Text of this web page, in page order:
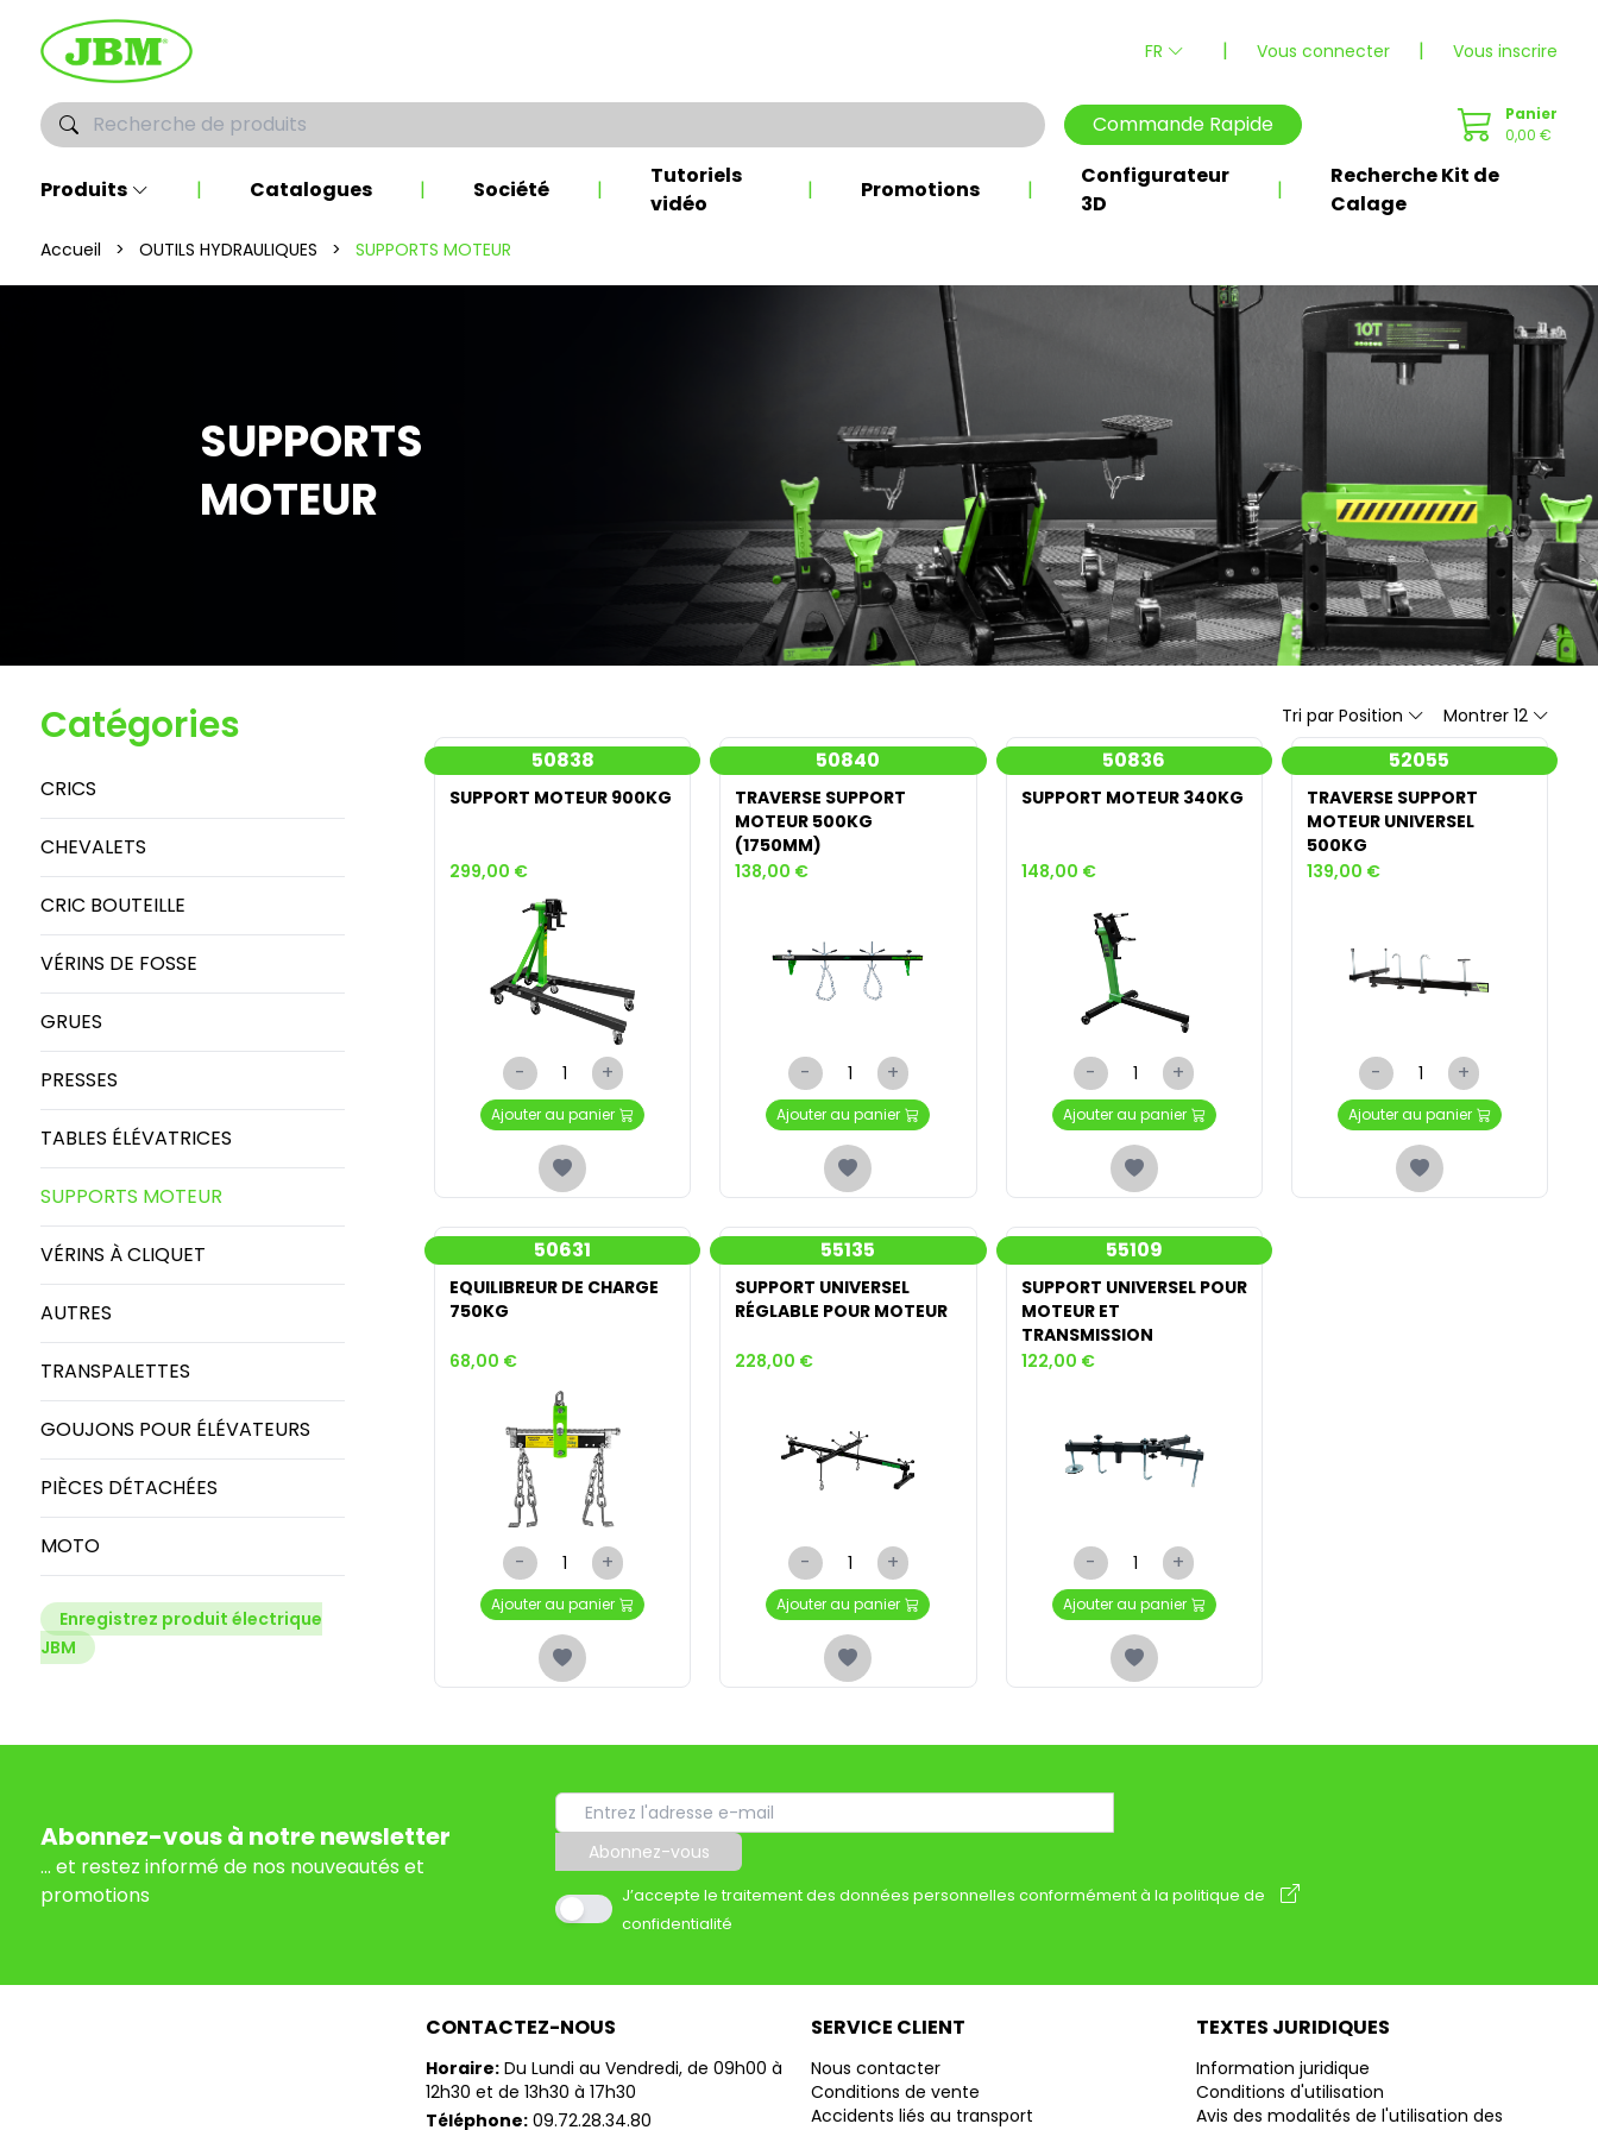
FR | Vous connecter | Vous inscrire
Commande Rapide
Panier
0,00 €
Produits | Catalogues | Société |
Tutoriels
vidéo
| Promotions |
Configurateur
3D
|
Recherche Kit de
Calage
Accueil > OUTILS HYDRAULIQUES > SUPPORTS MOTEUR
SUPPORTS
MOTEUR
Catégories
CRICS
CHEVALETS
CRIC BOUTEILLE
VÉRINS DE FOSSE
GRUES
PRESSES
TABLES ÉLÉVATRICES
SUPPORTS MOTEUR
VÉRINS À CLIQUET
AUTRES
TRANSPALETTES
GOUJONS POUR ÉLÉVATEURS
PIÈCES DÉTACHÉES
MOTO
Enregistrez produit électrique
JBM
Tri par Position Montrer 12
50838
SUPPORT MOTEUR 900KG
299,00 €
- +
Ajouter au panier
50840
TRAVERSE SUPPORT
MOTEUR 500KG
(1750MM)
138,00 €
- +
Ajouter au panier
50836
SUPPORT MOTEUR 340KG
148,00 €
- +
Ajouter au panier
52055
TRAVERSE SUPPORT
MOTEUR UNIVERSEL
500KG
139,00 €
- +
Ajouter au panier
50631
EQUILIBREUR DE CHARGE
750KG
68,00 €
- +
Ajouter au panier
55135
SUPPORT UNIVERSEL
RÉGLABLE POUR MOTEUR
228,00 €
- +
Ajouter au panier
55109
SUPPORT UNIVERSEL POUR
MOTEUR ET
TRANSMISSION
122,00 €
- +
Ajouter au panier
Abonnez-vous à notre newsletter
... et restez informé de nos nouveautés et
promotions
Abonnez-vous
J’accepte le traitement des données personnelles conformément à la politique de
confidentialité
CONTACTEZ-NOUS
Horaire: Du Lundi au Vendredi, de 09h00 à
12h30 et de 13h30 à 17h30
Téléphone: 09.72.28.34.80
SERVICE CLIENT
Nous contacter
Conditions de vente
Accidents liés au transport
TEXTES JURIDIQUES
Information juridique
Conditions d'utilisation
Avis des modalités de l'utilisation des